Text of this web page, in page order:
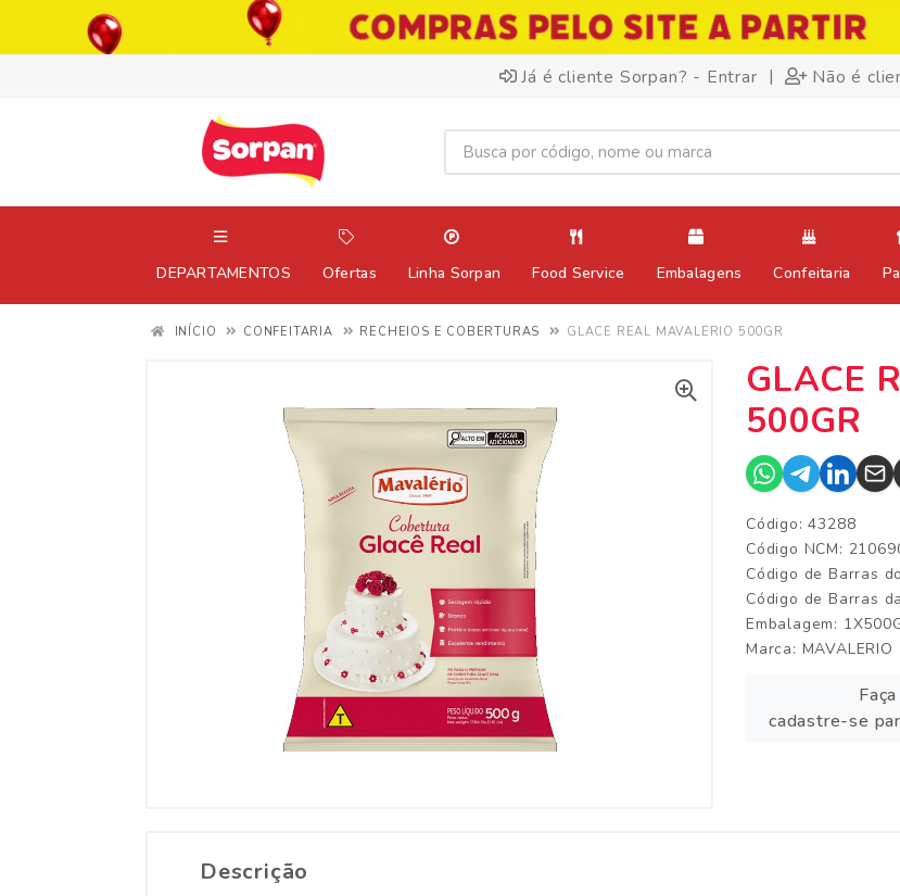
Já é cliente Sorpan? - Entrar | Não é
DEPARTAMENTOS Ofertas Linha Sorpan Food Service Embalagens Confeitaria
INÍCIO CONFEITARIA RECHEIOS E COBERTURAS GLACE REAL MAVALERIO 500GR
GLACE
500GR
Código: 43288
Código NCM:
Código de Barras
Código de Barras
Embalagem:
Marca: MAVALERIO
cadastre-se
Descrição